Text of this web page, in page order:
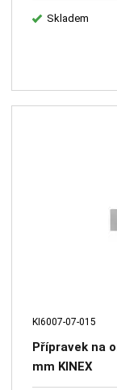
Skladem
KI6007-07-015
Přípravek na
mm KINEX